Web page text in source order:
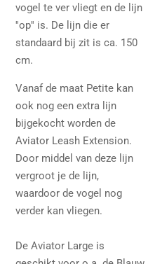
vogel te ver vliegt en de lijn
''op'' is. De lijn die er
standaard bij zit is ca. 150
cm.
Vanaf de maat Petite kan
ook nog een extra lijn
bijgekocht worden de
Aviator Leash Extension.
Door middel van deze lijn
vergroot je de lijn,
waardoor de vogel nog
verder kan vliegen.
De Aviator Large is